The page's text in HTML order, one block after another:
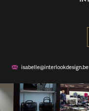
isabelle@interlookdesign.be